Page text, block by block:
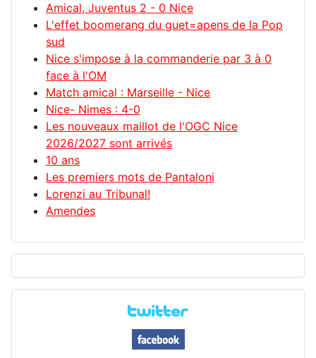
Amical, Juventus 2 - 0 Nice
L'effet boomerang du guet=apens de la Pop
sud
Nice s'impose à la commanderie par 3 à 0
face à l'OM
Match amical : Marseille - Nice
Nice- Nimes : 4-0
Les nouveaux maillot de l'OGC Nice
2026/2027 sont arrivés
10 ans
Les premiers mots de Pantaloni
Lorenzi au Tribunal!
Amendes